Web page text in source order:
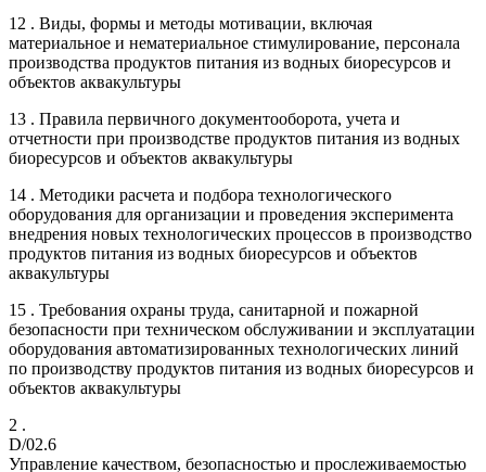
12 . Виды, формы и методы мотивации, включая
материальное и нематериальное стимулирование, персонала
производства продуктов питания из водных биоресурсов и
объектов аквакультуры
13 . Правила первичного документооборота, учета и
отчетности при производстве продуктов питания из водных
биоресурсов и объектов аквакультуры
14 . Методики расчета и подбора технологического
оборудования для организации и проведения эксперимента
внедрения новых технологических процессов в производство
продуктов питания из водных биоресурсов и объектов
аквакультуры
15 . Требования охраны труда, санитарной и пожарной
безопасности при техническом обслуживании и эксплуатации
оборудования автоматизированных технологических линий
по производству продуктов питания из водных биоресурсов и
объектов аквакультуры
2 .
D/02.6
Управление качеством, безопасностью и прослеживаемостью